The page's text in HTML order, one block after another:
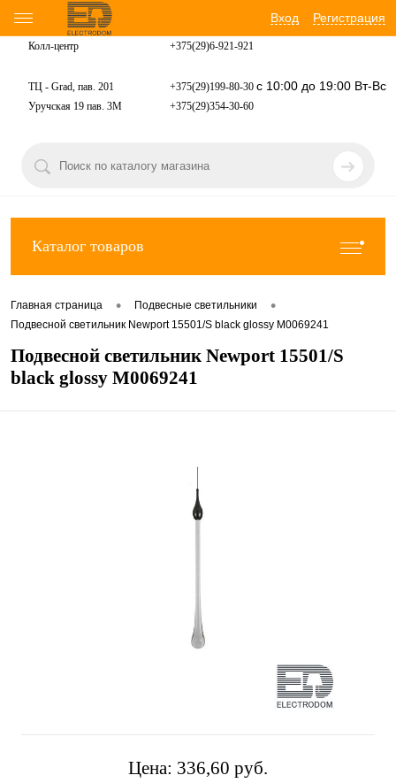
Вход Регистрация
Колл-центр +375(29)6-921-921
ТЦ - Grad, пав. 201 +375(29)199-80-30 с 10:00 до 19:00 Вт-Вс
Уручская 19 пав. 3М +375(29)354-30-60
Каталог товаров
Главная страница • Подвесные светильники •
Подвесной светильник Newport 15501/S black glossy М0069241
Подвесной светильник Newport 15501/S
black glossy М0069241
Цена: 336,60 pуб.